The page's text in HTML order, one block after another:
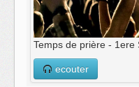
Temps de prière -
ecouter